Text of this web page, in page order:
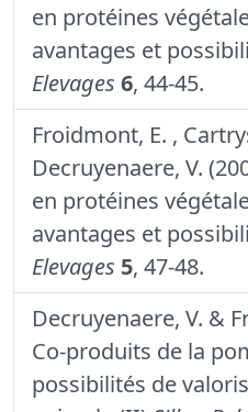
en protéines
avantages et
Elevages 6, 44-45.
Froidmont, E. ,
Decruyenaere, V.
en protéines
avantages et
Elevages 5, 47-48.
Decruyenaere, V. &
Co-produits de la
possibilités de